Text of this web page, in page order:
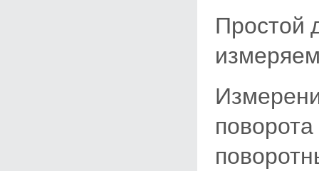
Простой